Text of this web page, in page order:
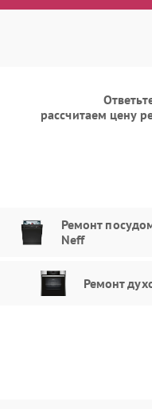
890 рублей
рассчитаем цену
Ремонт
Neff
Ремонт